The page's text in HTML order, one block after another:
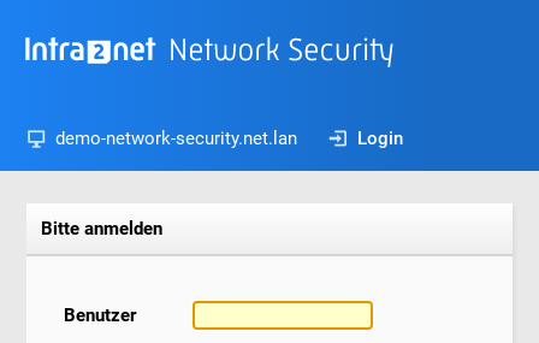
demo-network-security.net.lan Login
Bitte anmelden
Benutzer